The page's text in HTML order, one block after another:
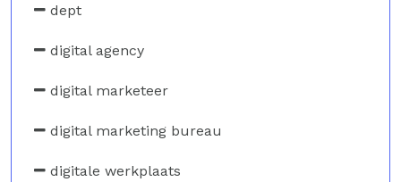
dept
digital agency
digital marketeer
digital marketing bureau
digitale werkplaats